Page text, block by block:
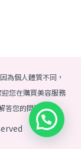
為個人體質不同，
您在購買美容服務
答您的問題。